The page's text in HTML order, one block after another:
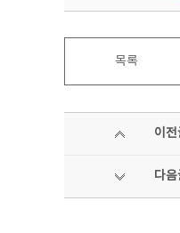
목록
이전
다음